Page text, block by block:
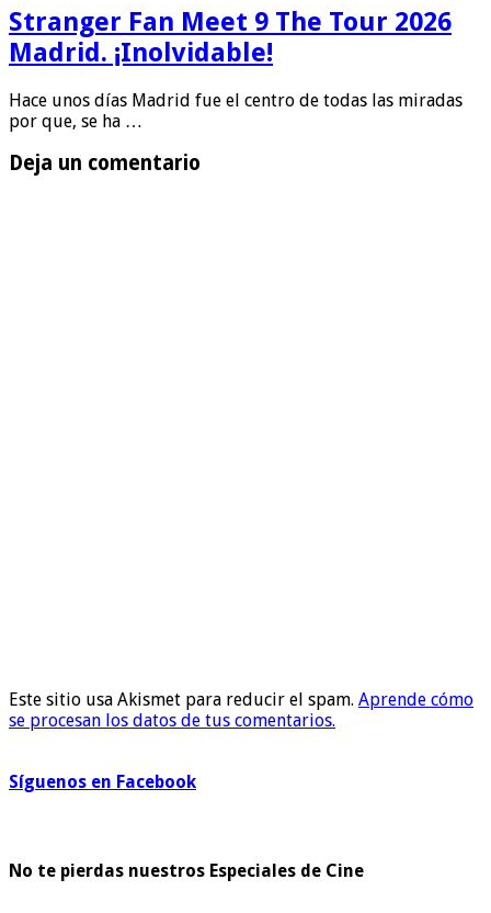
Stranger Fan Meet 9 The Tour 2026
Madrid. ¡Inolvidable!
Hace unos días Madrid fue el centro de todas las miradas
por que, se ha …
Deja un comentario
Este sitio usa Akismet para reducir el spam. Aprende cómo
se procesan los datos de tus comentarios.
Síguenos en Facebook
No te pierdas nuestros Especiales de Cine